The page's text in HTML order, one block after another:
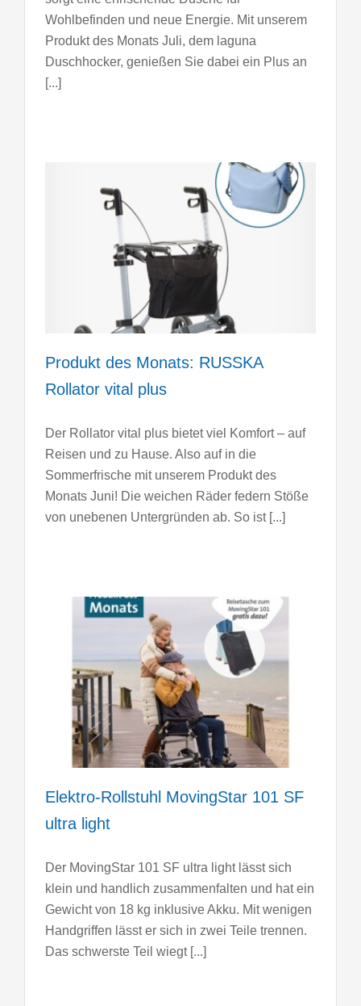
Wohlbefinden und neue Energie. Mit unserem
Produkt des Monats Juli, dem laguna
Duschhocker, genießen Sie dabei ein Plus an
[...]
Produkt des Monats: RUSSKA
Rollator vital plus
Der Rollator vital plus bietet viel Komfort – auf
Reisen und zu Hause. Also auf in die
Sommerfrische mit unserem Produkt des
Monats Juni! Die weichen Räder federn Stöße
von unebenen Untergründen ab. So ist [...]
Elektro-Rollstuhl MovingStar 101 SF
ultra light
Der MovingStar 101 SF ultra light lässt sich
klein und handlich zusammenfalten und hat ein
Gewicht von 18 kg inklusive Akku. Mit wenigen
Handgriffen lässt er sich in zwei Teile trennen.
Das schwerste Teil wiegt [...]